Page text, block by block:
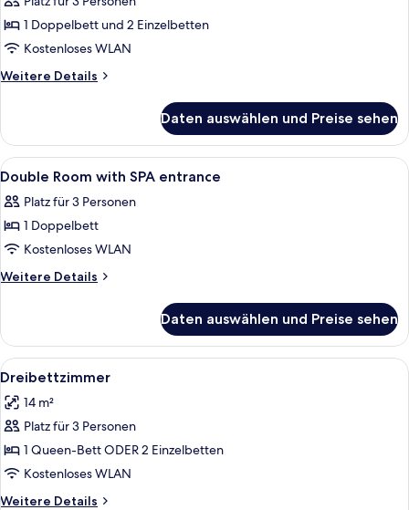
Doppelzimmer,
Meerblick
anzeigen
1 Doppelbett und 2 Einzelbetten
Kostenloses WLAN
Weitere Details
Weitere
Meerblick
Daten auswählen und Preise sehen
Alle
Fotos
für
Double
Room
with
anzeigen
Ein Hotelzimmer mit Bett, Nachttisch,
6
Double Room with SPA entrance
Platz für 3 Personen
1 Doppelbett
Kostenloses WLAN
Weitere Details
Weitere
Room
with
SPA
Daten auswählen und Preise sehen
Alle
Fotos
für
Dreibettzimmer
anzeigen
Ein Hotelzimmer mit Bett, Nachttisch,
6
Dreibettzimmer
14 m²
Platz für 3 Personen
1 Queen-Bett ODER 2 Einzelbetten
Kostenloses WLAN
Weitere Details
Weitere